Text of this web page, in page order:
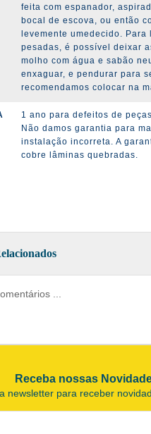
feita com espanador,
bocal de escova, ou então
levemente umedecido. Para
pesadas, é possível deixar
molho com água e sabão
enxaguar, e pendurar para
recomendamos colocar na
1 ano para defeitos de
Não damos garantia para
instalação incorreta. A
cobre lâminas quebradas.
...
Receba nossas
newsletter para receber